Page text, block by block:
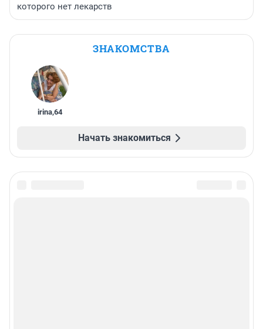
которого нет лекарств
ЗНАКОМСТВА
irina,64
Начать знакомиться